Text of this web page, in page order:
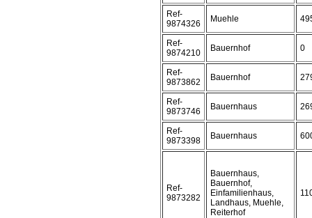
Ref-
9874326
Muehle
Ref-
9874210
Bauernhof 0
Ref-
9873862
Bauernhof
Ref-
9873746
Bauernhaus
Ref-
9873398
Bauernhaus
Ref-
9873282
Bauernhaus,
Bauernhof,
Einfamilienhaus,
Landhaus, Muehle,
Reiterhof